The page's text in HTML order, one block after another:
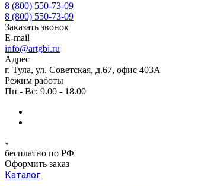
8 (800) 550-73-09
8 (800) 550-73-09
Заказать звонок
E-mail
info@artgbi.ru
Адрес
г. Тула, ул. Советская, д.67, офис 403А
Режим работы
Пн - Вс: 9.00 - 18.00
бесплатно по РФ
Оформить заказ
Каталог